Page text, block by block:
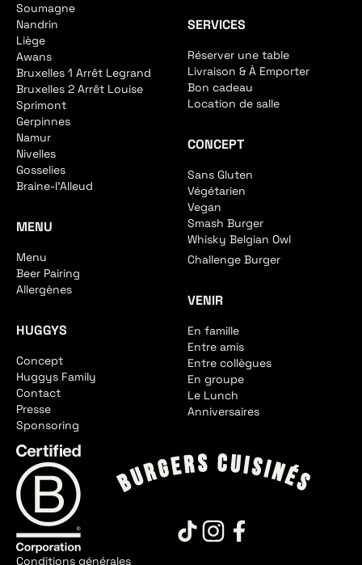
Soumagne
Nandrin
Liège
Awans
Bruxelles 1 Arrêt Legrand
Bruxelles 2 Arrêt Louise
Sprimont
Gerpinnes
Namur
Nivelles
Gosselies
Braine-l'Alleud
MENU
Menu
Beer Pairing
Allergènes
HUGGYS
Concept
Huggys Family
Contact
Presse
Sponsoring
SERVICES
Réserver une table
Livraison & À Emporter
Bon cadeau
Location de salle
CONCEPT
Sans Gluten
Végétarien
Vegan
Smash Burger
Whisky Belgian Owl
Challenge Burger
VENIR
En famille
Entre amis
Entre collègues
En groupe
Le Lunch
Anniversaires
Conditions générales